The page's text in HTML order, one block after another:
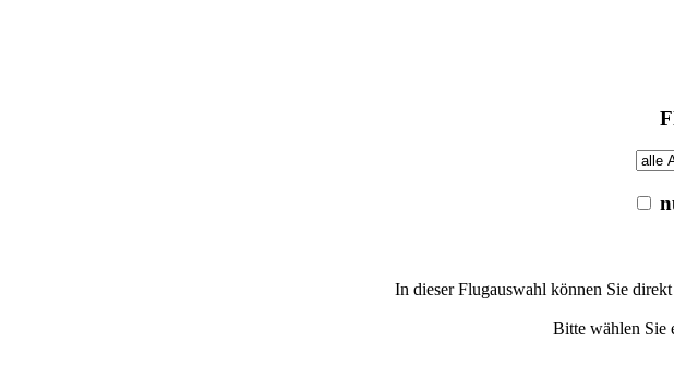
In dieser Flugauswahl können Sie
Bitte wählen Sie